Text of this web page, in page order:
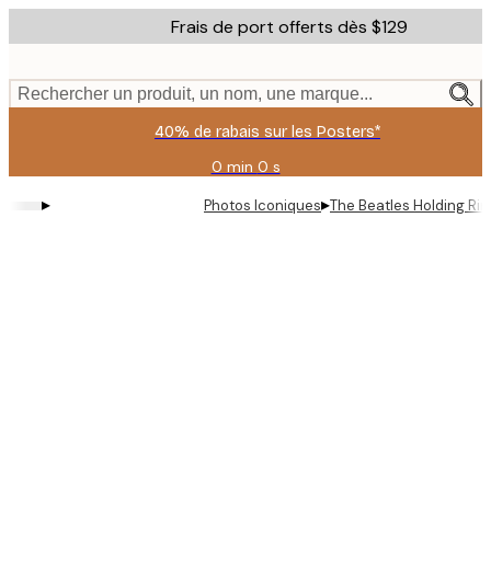
to
content.
Frais de port offerts dès $129
Rechercher un produit, un nom, une marque...
40% de rabais sur les Posters*
0 min 0 s
Valable
jusqu'au
:
▸ Photos Iconiques▸The Beatles Holding